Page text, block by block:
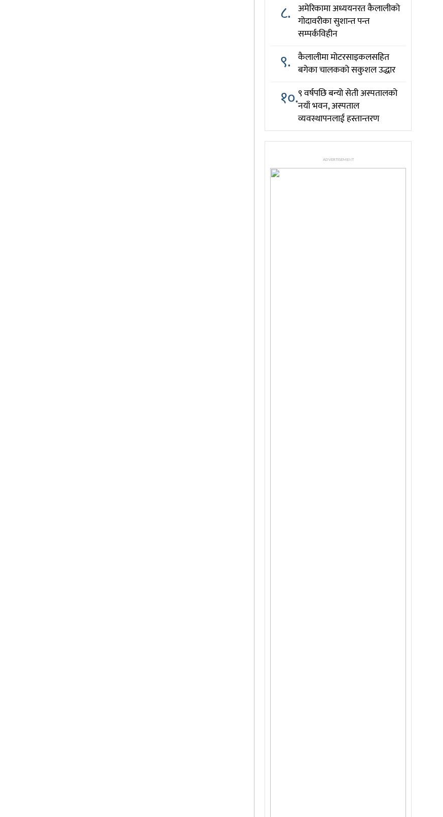
८. अमेरिकामा अध्ययनरत कैलालीको
गोदावरीका सुशान्त पन्त
सम्पर्कविहीन
९. कैलालीमा मोटरसाइकलसहित
बगेका चालकको सकुशल उद्धार
१०.९ वर्षपछि बन्यो सेती अस्पतालको
नयाँ भवन, अस्पताल
व्यवस्थापनलाई हस्तान्तरण
ADVERTISEMENT